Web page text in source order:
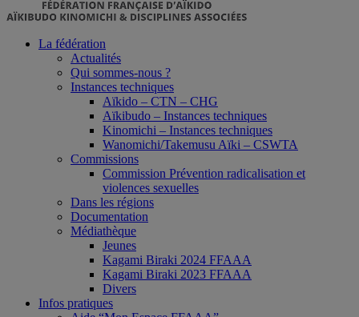
La fédération
Actualités
Qui sommes-nous ?
Instances techniques
Aïkido – CTN – CHG
Aïkibudo – Instances techniques
Kinomichi – Instances techniques
Wanomichi/Takemusu Aïki – CSWTA
Commissions
Commission Prévention radicalisation et
violences sexuelles
Dans les régions
Documentation
Médiathèque
Jeunes
Kagami Biraki 2024 FFAAA
Kagami Biraki 2023 FFAAA
Divers
Infos pratiques